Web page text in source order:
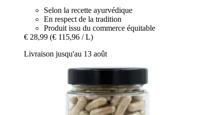
Selon la recette ayurvédique
En respect de la tradition
Produit issu du commerce équitable
€ 28,99 (€ 115,96 / L)
Livraison jusqu'au 13 août